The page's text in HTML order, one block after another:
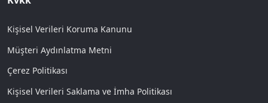
Kişisel Verileri Koruma Kanunu
Müşteri Aydınlatma Metni
Çerez Politikası
Kişisel Verileri Saklama ve İmha Politikası